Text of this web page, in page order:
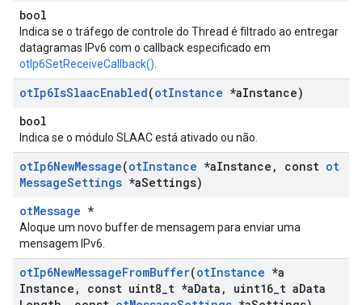
bool
Indica se o tráfego de controle do Thread é filtrado ao entregar
datagramas IPv6 com o callback especificado em
otIp6SetReceiveCallback()
otIp6IsSlaacEnabled(otInstance *aInstance)
bool
Indica se o módulo SLAAC está ativado ou não.
otIp6NewMessage(otInstance *aInstance , const ot
MessageSettings *aSettings)
otMessage *
Aloque um novo buffer de mensagem para enviar uma
mensagem IPv6.
otIp6NewMessageFromBuffer(otInstance *a
Instance , const uint8 t *aData , uint16 t aData